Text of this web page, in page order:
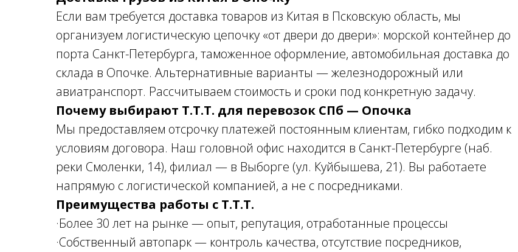
Если вам требуется доставка товаров из Китая в Псковскую область, мы
организуем логистическую цепочку «от двери до двери»: морской контейнер до
порта Санкт-Петербурга, таможенное оформление, автомобильная доставка до
склада в Опочке. Альтернативные варианты — железнодорожный или
авиатранспорт. Рассчитываем стоимость и сроки под конкретную задачу.
Почему выбирают Т.Т.Т. для перевозок СПб — Опочка
Мы предоставляем отсрочку платежей постоянным клиентам, гибко подходим к
условиям договора. Наш головной офис находится в Санкт-Петербурге (наб.
реки Смоленки, 14), филиал — в Выборге (ул. Куйбышева, 21). Вы работаете
напрямую с логистической компанией, а не с посредниками.
Преимущества работы с Т.Т.Т.
·Более 30 лет на рынке — опыт, репутация, отработанные процессы
·Собственный автопарк — контроль качества, отсутствие посредников,